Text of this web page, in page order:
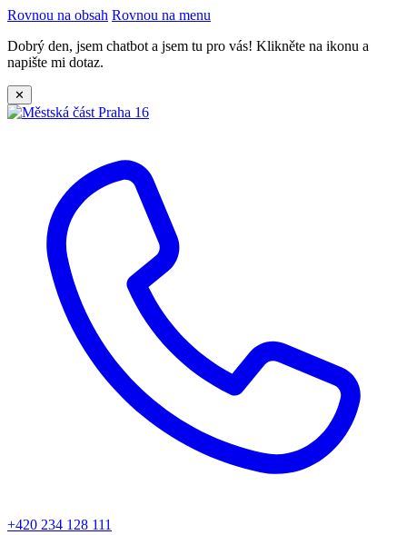
Rovnou na obsah Rovnou na menu
Dobrý den, jsem chatbot a jsem tu pro vás! Klikněte na ikonu a
napište mi dotaz.
✕
+420 234 128 111